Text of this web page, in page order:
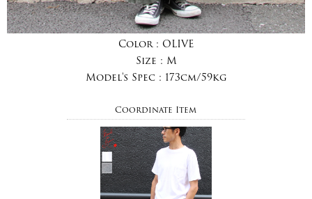
Color : OLIVE
Size : M
Model's Spec : 173cm/59kg
Coordinate Item